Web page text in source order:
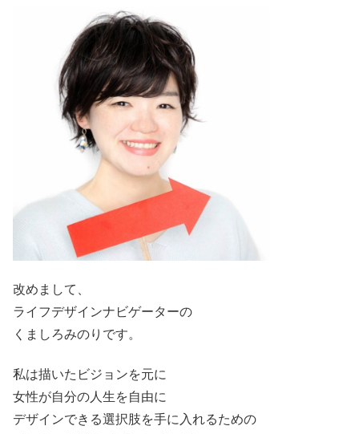
改めまして、
ライフデザインナビゲーターの
くましろみのりです。
私は描いたビジョンを元に
女性が自分の人生を自由に
デザインできる選択肢を手に入れるための